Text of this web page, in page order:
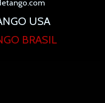
USA
BRASIL